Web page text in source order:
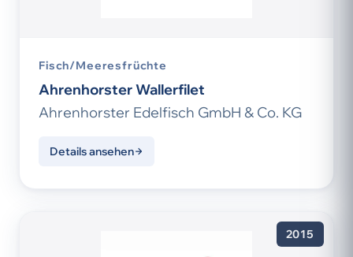
Fisch/Meeresfrüchte
Ahrenhorster Wallerfilet
Ahrenhorster Edelfisch GmbH & Co. KG
Details ansehen
2015